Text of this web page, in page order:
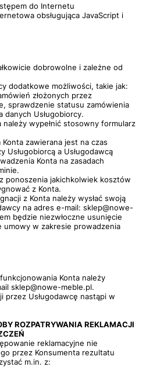
do Internetu
obsługująca JavaScript i
dobrowolne i zależne od
dodatkowe możliwości, takie jak:
złożonych przez
sprawdzenie statusu zamówienia
danych Usługobiorcy.
należy wypełnić stosowny formularz
Konta zawierana jest na czas
Usługobiorcą a Usługodawcą
Konta na zasadach
ponoszenia jakichkolwiek kosztów
z Konta.
z Konta należy wysłać swoją
na adres e-mail: sklep@nowe-
będzie niezwłoczne usunięcie
umowy w zakresie prowadzenia
Konta należy
sklep@nowe-meble.pl.
przez Usługodawcę nastąpi w
ROZPATRYWANIA REKLAMACJI
reklamacyjne nie
przez Konsumenta rezultatu
m.in. z: